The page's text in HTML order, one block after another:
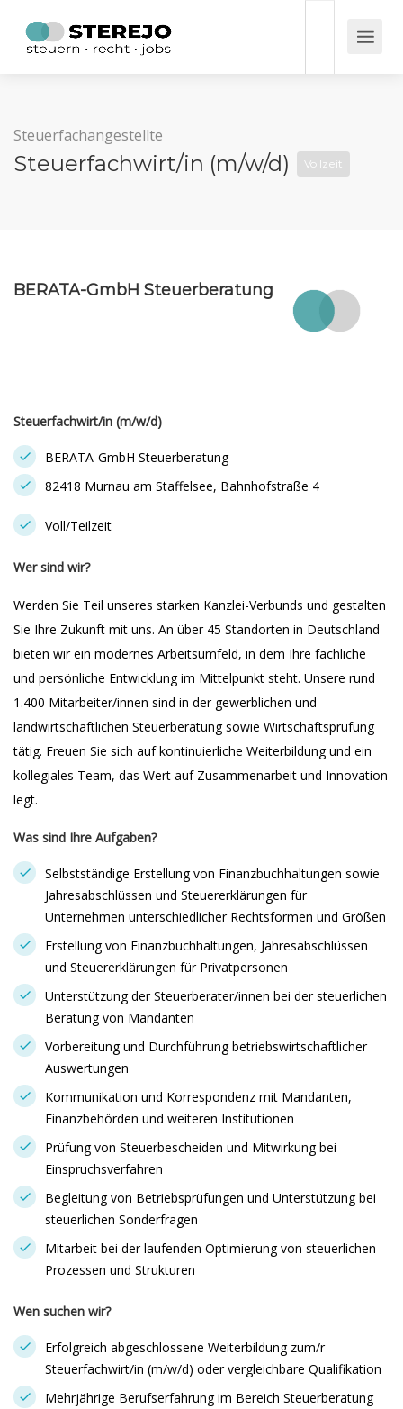
Steuerfachangestellte
Steuerfachwirt/in (m/w/d) Vollzeit
BERATA-GmbH Steuerberatung
Steuerfachwirt/in (m/w/d)
BERATA-GmbH Steuerberatung
82418 Murnau am Staffelsee, Bahnhofstraße 4
Voll/Teilzeit
Wer sind wir?
Werden Sie Teil unseres starken Kanzlei-Verbunds und gestalten
Sie Ihre Zukunft mit uns. An über 45 Standorten in Deutschland
bieten wir ein modernes Arbeitsumfeld, in dem Ihre fachliche
und persönliche Entwicklung im Mittelpunkt steht. Unsere rund
1.400 Mitarbeiter/innen sind in der gewerblichen und
landwirtschaftlichen Steuerberatung sowie Wirtschaftsprüfung
tätig. Freuen Sie sich auf kontinuierliche Weiterbildung und ein
kollegiales Team, das Wert auf Zusammenarbeit und Innovation
legt.
Was sind Ihre Aufgaben?
Selbstständige Erstellung von Finanzbuchhaltungen sowie
Jahresabschlüssen und Steuererklärungen für
Unternehmen unterschiedlicher Rechtsformen und Größen
Erstellung von Finanzbuchhaltungen, Jahresabschlüssen
und Steuererklärungen für Privatpersonen
Unterstützung der Steuerberater/innen bei der steuerlichen
Beratung von Mandanten
Vorbereitung und Durchführung betriebswirtschaftlicher
Auswertungen
Kommunikation und Korrespondenz mit Mandanten,
Finanzbehörden und weiteren Institutionen
Prüfung von Steuerbescheiden und Mitwirkung bei
Einspruchsverfahren
Begleitung von Betriebsprüfungen und Unterstützung bei
steuerlichen Sonderfragen
Mitarbeit bei der laufenden Optimierung von steuerlichen
Prozessen und Strukturen
Wen suchen wir?
Erfolgreich abgeschlossene Weiterbildung zum/r
Steuerfachwirt/in (m/w/d) oder vergleichbare Qualifikation
Mehrjährige Berufserfahrung im Bereich Steuerberatung